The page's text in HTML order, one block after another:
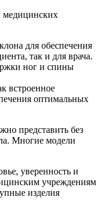
медицинских
для обеспечения
так и для врача.
ног и спины
встроенное
оптимальных
представить без
Многие модели
уверенность и
учреждениям
изделия